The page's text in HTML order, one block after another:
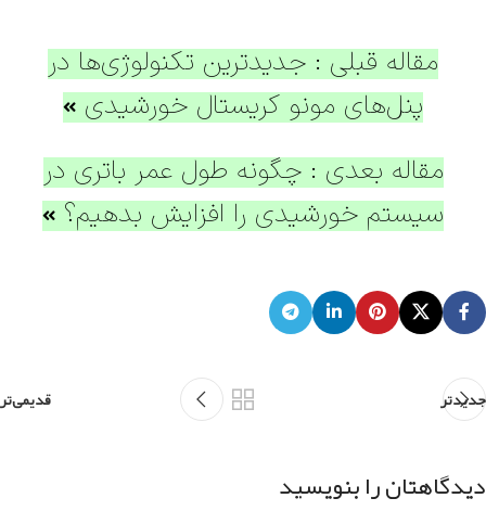
مقاله قبلی : جدیدترین تکنولوژی‌ها در
پنل‌های مونو کریستال خورشیدی
مقاله بعدی : چگونه طول عمر باتری در
سیستم خورشیدی را افزایش بدهیم؟
جدیدتر قدیمی‌تر
دیدگاهتان را بنویسید